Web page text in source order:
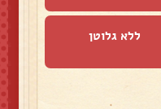
ללא גלוטן